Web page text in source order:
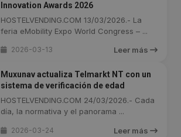
Innovation Awards 2026
HOSTELVENDING.COM 13/03/2026.- La
feria eMobility Expo World Congress – ...
2026-03-13 Leer más
Muxunav actualiza Telmarkt NT con un
sistema de verificación de edad
HOSTELVENDING.COM 24/03/2026.- Cada
día, la normativa y el panorama ...
2026-03-24 Leer más